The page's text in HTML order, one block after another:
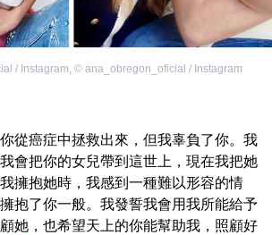
/ Instagram © ana_obregon_oficial / Instagram
你從癌症中拯救出來，但我辜負了你。我
會把你的女兒帶到這世上，現在我把她
擁抱她時，我感到一種難以形容的情
抱了你一般。我發誓我會用我所能給予
她，也希望天上的你能幫助我，照顧好